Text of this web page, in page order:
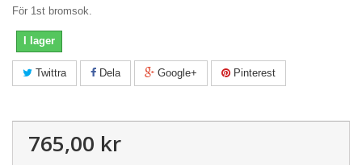
För 1st bromsok.
I lager
Twittra Dela Google+ Pinterest
765,00 kr